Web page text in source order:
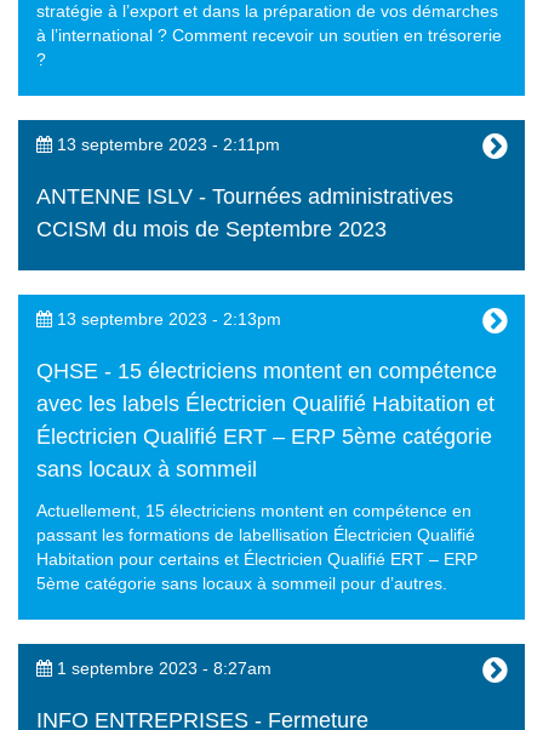
stratégie à l’export et dans la préparation de vos démarches
à l’international ? Comment recevoir un soutien en trésorerie
?
13 septembre 2023 - 2:11pm
ANTENNE ISLV - Tournées administratives
CCISM du mois de Septembre 2023
13 septembre 2023 - 2:13pm
QHSE - 15 électriciens montent en compétence
avec les labels Électricien Qualifié Habitation et
Électricien Qualifié ERT – ERP 5ème catégorie
sans locaux à sommeil
Actuellement, 15 électriciens montent en compétence en
passant les formations de labellisation Électricien Qualifié
Habitation pour certains et Électricien Qualifié ERT – ERP
5ème catégorie sans locaux à sommeil pour d’autres.
1 septembre 2023 - 8:27am
INFO ENTREPRISES - Fermeture